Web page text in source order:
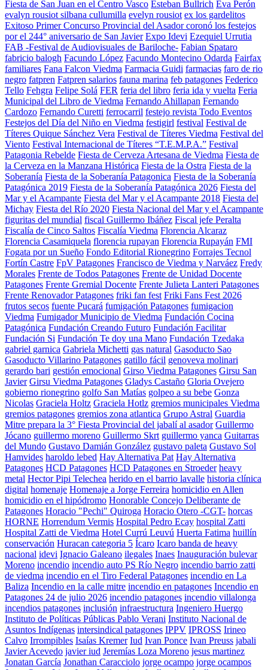
Fiesta de San Juan en el Centro Vasco Esteban Bullrich Eva Perón
evalyn rousiot silbana cullumilla evelyn rousiot ex los gardelitos
Exitoso Primer Concurso Provincial del Asador coronó los festejos
por el 244° aniversario de San Javier Expo Idevi Ezequiel Urrutia
FAB -Festival de Audiovisuales de Bariloche- Fabian Spataro
fabricio balogh Facundo López Facundo Montecino Odarda Fairfax
familiares Fana Falcon Viedma Farmacia Guidi farmacias faro de rio
negro fatpren Fatpren salarios fauna marina feb patagones Federico
Tello Fehgra Felipe Solá FER feria del libro feria ida y vuelta Feria
Municipal del Libro de Viedma Fernando Ahillapan Fernando
Cardozo Fernando Curetti ferrocarril festejo revista Todo Eventos
Festejos del Día del Niño en Viedma festigirl festival Festival de
Títeres Quique Sánchez Vera Festival de Títeres Viedma Festival del
Viento Festival Internacional de Títeres “T.E.M.P.A.” Festival
Patagonia Rebelde Fiesta de Cerveza Artesana de Viedma Fiesta de
la Cerveza en la Manzana Histórica Fiesta de la Ostra Fiesta de la
Soberanía Fiesta de la Soberanía Patagonica Fiesta de la Soberanía
Patagónica 2019 Fiesta de la Soberanía Patagónica 2026 Fiesta del
Mar y el Acampante Fiesta del Mar y el Acampante 2018 Fiesta del
Michay Fiesta del Río 2020 Fiesta Nacional del Mar y el Acampante
figuritas del mundial fiscal Guillermo Ibáñez Fiscal jefe Peralta
Fiscalía de Cinco Saltos Fiscalía Viedma Florencia Alcaraz
Florencia Casamiquela florencia rupayan Florencia Rupayán FMI
Fogata por un Sueño Fondo Editorial Rionegrino Forrajes Tecnol
Fortín Castre FpV Patagones Francisco de Viedma y Narváez Fredy
Morales Frente de Todos Patagones Frente de Unidad Docente
Patagones Frente Gremial Docente Frente Julieta Lanteri Patagones
Frente Renovador Patagones friki fan fest Friki Fans Fest 2026
frutos secos fuente Pucará fumigación Patagones fumigacion
Viedma Fumigador Municipio de Viedma Fundación Cocina
Patagónica Fundación Creando Futuro Fundación Facilitar
Fundación Si Fundación Te doy una Mano Fundación Tzedaka
gabriel garnica Gabriela Michetti gas natural Gasoducto Sao
Gasoducto Villarino Patagones gatillo fácil genoveva molinari
gerardo bari gestión emocional Girso Viedma Patagones Girsu San
Javier Girsu Viedma Patagones Gladys Castaño Gloria Ovejero
gobierno rionegrino golfo San Matías golpeo a su bebe Gonza
Nicolas Graciela Holtz Graciela Hotlz gremios municipales Viedma
gremios patagones gremios zona atlantica Grupo Astral Guardia
Mitre prepara la 3° Fiesta Provincial del jabalí al asador Guillermo
Jócano guillermo moreno Guillermo Skrt guillermo yanca Guitarras
del Mundo Gustavo Damián González gustavo paleta Gustavo Sol
Hamvides haroldo lebed Hay Alternativa Pat Hay Alternativa
Patagones HCD Patagones HCD Patagones en Stroeder heavy
metal Hector Pipi Telechea herido en el barrio lavalle historia clínica
digital homenaje Homenaje a Jorge Ferreira homicidio en Allen
homicidio en el hipódromo Honorable Concejo Deliberante de
Patagones Horacio "Pechi" Quiroga Horacio Otero -CGT- horcas
HORNE Horrendum Vermis Hospital Pedro Ecay hospital Zatti
Hospital Zatti de Viedma Hotel Currú Leuvú Huerta Fatima huillín
conservación Huracan categoria 5 Ícaro Icaro banda de heavy
nacional idevi Ignacio Galeano ilegales Inaes Inauguración bulevar
Moreno incendio incendio auto PS Río Negro incendio barrio zatti
de viedma incendio en el Tiro Federal Patagones incendio en La
Baliza Incendio en la calle mitre incendio en patagones Incendio en
Patagones 24 de julio 2026 incendio patagones incendio villalonga
incendios patagones inclusión infraestructura Ingeniero Huergo
Instituto de Políticas Públicas Pablo Verani Instituto Nacional de
Asuntos Indígenas intersindical patagones IPPV IPROSS Irineo
Calvo Irrompibles Isaías Kremer Iud Ivan Ponce Ivan Preuss jabali
Javier Acevedo javier iud Jeremías Loza Moreno jesus martinez
Jonatan García Jonathan Caracciolo jorge ocampo jorge ocampos